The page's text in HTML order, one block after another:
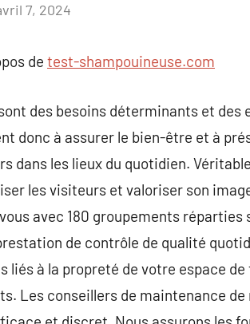
7, 2024
de test-shampouineuse.com
des besoins déterminants et
donc à assurer le bien-être et à
dans les lieux du quotidien.
les visiteurs et valoriser son
avec 180 groupements
de contrôle de qualité
liés à la propreté de votre espace
Les conseillers de maintenance